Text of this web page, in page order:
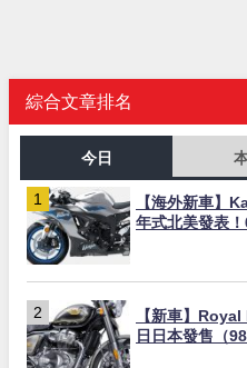
綜合文章排名
今日
【海外新車】
年式北美發表
【新車】
日日本發售（